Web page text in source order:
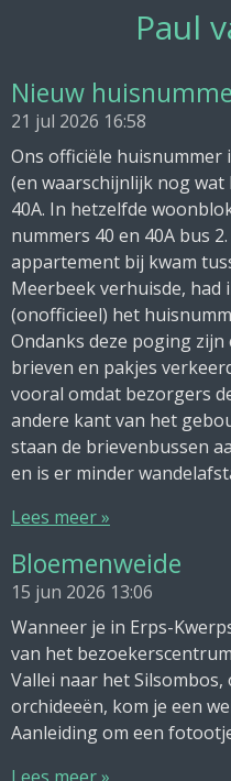
de
hoofdinhoud
Paul
Nieuw
21 jul 2026 16:58
Ons officiële huisnummer
(en waarschijnlijk nog wat
40A. In hetzelfde
nummers 40 en 40A bus
appartement bij kwam
Meerbeek verhuisde, had
(onofficieel) het
Ondanks deze poging
brieven en pakjes
vooral omdat bezorgers
andere kant van het
staan de brievenbussen
en is er minder
Lees meer »
Bloemenweide
15 jun 2026 13:06
Wanneer je in Erps-
van het
Vallei naar het
orchideeën, kom je een
Aanleiding om een